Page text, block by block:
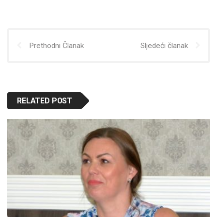
Prethodni Članak Sljedeći članak
RELATED POST